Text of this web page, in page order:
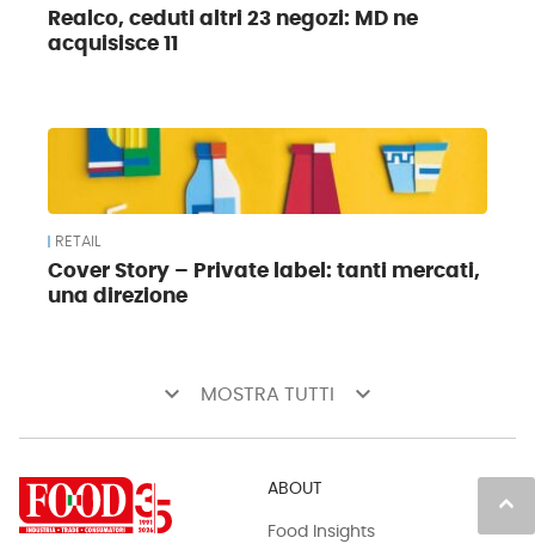
Realco, ceduti altri 23 negozi: MD ne
acquisisce 11
RETAIL
Cover Story – Private label: tanti mercati,
una direzione
keyboard_arrow_down MOSTRA TUTTI keyboard_arrow_down
keyboard_arrow_up
ABOUT
Food Insights